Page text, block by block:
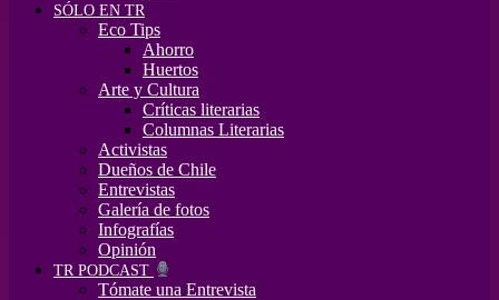
SÓLO EN TR
Eco Tips
Ahorro
Huertos
Arte y Cultura
Críticas literarias
Columnas Literarias
Activistas
Dueños de Chile
Entrevistas
Galería de fotos
Infografías
Opinión
TR PODCAST
Tómate una Entrevista